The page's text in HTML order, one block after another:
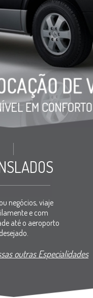
negócios, viaje
e com
até o aeroporto
desejado.
outras Especialidades